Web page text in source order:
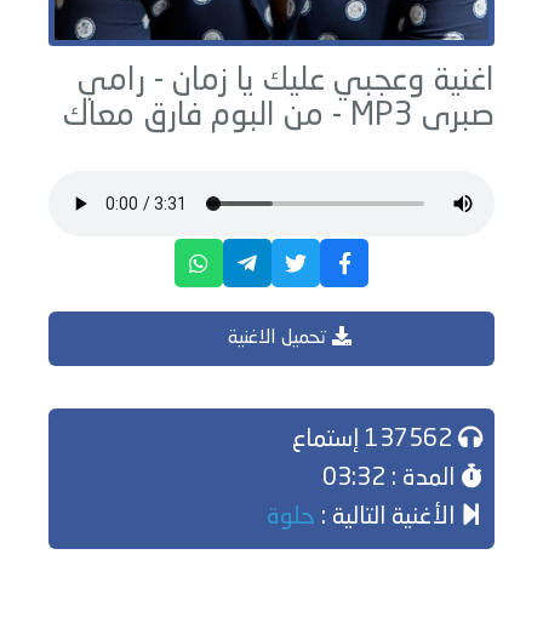
اغنية وعجبي عليك يا زمان - رامي
صبرى
فارق معاك
تحميل الاغنية
المدة : 03:32
الأغنية التالية : حلوة